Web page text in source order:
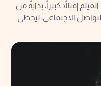
إقبالاً كبيراً، بدايةً من
الاجتماعي، ليحظى